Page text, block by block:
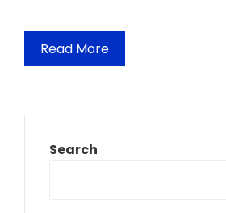
Read More
Search